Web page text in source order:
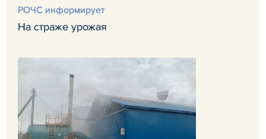
РОЧС информирует
На страже урожая